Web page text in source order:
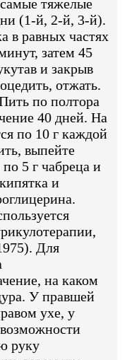
тяжелые
(1-й, 2-й, 3-й).
в равных частях
затем 45
и закрыв
отжать.
по полтора
40 дней. На
по 10 г каждой
выпейте
по 5 г чабреца и
и
Для
на каком
У правшей
ухе, у
руку